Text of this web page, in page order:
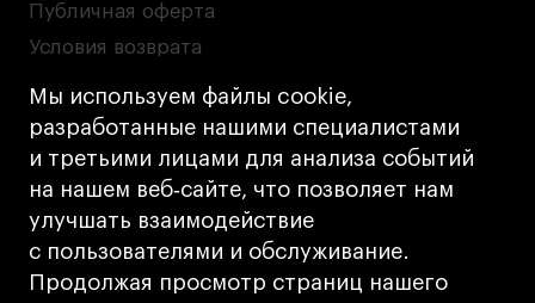
Мы используем файлы cookie,
разработанные нашими специалистами
и третьими лицами для анализа событий
на нашем веб‑сайте, что позволяет нам
улучшать взаимодействие
с пользователями и обслуживание.
Продолжая просмотр страниц нашего
Публичная оферта
Условия возврата
Кредит на образование с господдержкой
Лицензия на осуществление образовательной
деятельности АНО ВО «Универсальный
Университет»
Карта сайта
Дизайн